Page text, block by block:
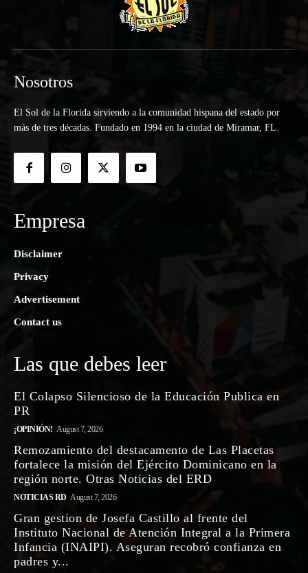
Nosotros
El Sol de la Florida sirviendo a la comunidad hispana del estado por
más de tres décadas. Fundado en 1994 en la ciudad de Miramar, FL.
Empresa
Disclaimer
Privacy
Advertisement
Contact us
Las que debes leer
El Colapso Silencioso de la Educación Publica en
PR
¡OPINIÓN! August 7, 2026
Remozamiento del destacamento de Las Placetas
fortalece la misión del Ejército Dominicano en la
región norte. Otras Noticias del ERD
NOTICIAS RD August 7, 2026
Gran gestion de Josefa Castillo al frente del
Instituto Nacional de Atención Integral a la Primera
Infancia (INAIPI). Aseguran recobró confianza en
padres y...